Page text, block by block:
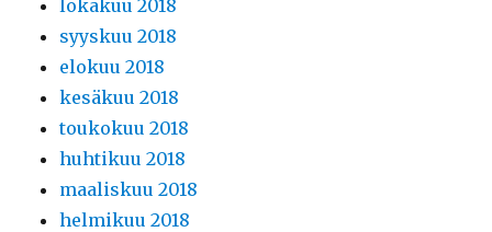
lokakuu 2018
syyskuu 2018
elokuu 2018
kesäkuu 2018
toukokuu 2018
huhtikuu 2018
maaliskuu 2018
helmikuu 2018